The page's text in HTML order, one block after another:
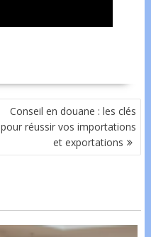
Conseil en douane : les clés
pour réussir vos importations
et exportations